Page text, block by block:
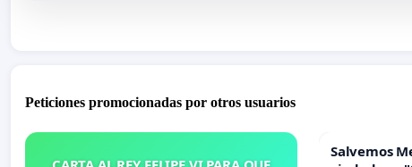
Peticiones promocionadas por otros usuarios
Salvemos